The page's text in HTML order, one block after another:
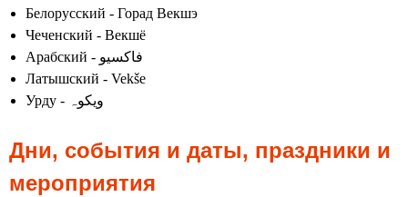
Белорусский - Горад Векшэ
Чеченский - Векшё
Арабский - فاكسيو
Латышский - Vekše
Урду - ویکوہ
Дни, события и даты, праздники и
мероприятия